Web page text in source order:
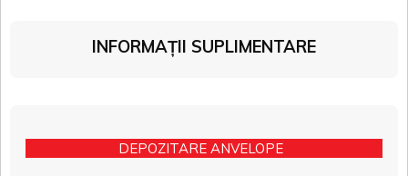
INFORMAȚII SUPLIMENTARE
DEPOZITARE ANVELOPE